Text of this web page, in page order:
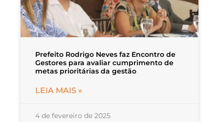
Prefeito Rodrigo Neves faz Encontro de
Gestores para avaliar cumprimento de
metas prioritárias da gestão
LEIA MAIS »
4 de fevereiro de 2025